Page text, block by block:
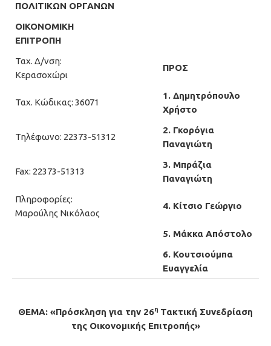
ΠΟΛΙΤΙΚΩΝ ΟΡΓΑΝΩΝ
ΟΙΚΟΝΟΜΙΚΗ
ΕΠΙΤΡΟΠΗ
Ταχ. Δ/νση:
Κερασοχώρι
ΠΡΟΣ
Ταχ. Κώδικας: 36071
1. Δημητρόπουλο
Χρήστο
Τηλέφωνο: 22373-51312
2. Γκορόγια
Παναγιώτη
Fax: 22373-51313
3. Μπράζια
Παναγιώτη
Πληροφορίες:
Μαρούλης Νικόλαος
4. Κίτσιο Γεώργιο
5. Μάκκα Απόστολο
6. Κουτσιούμπα
Ευαγγελία
ΘΕΜΑ: «Πρόσκληση για την 26η Τακτική Συνεδρίαση
της Οικονομικής Επιτροπής»